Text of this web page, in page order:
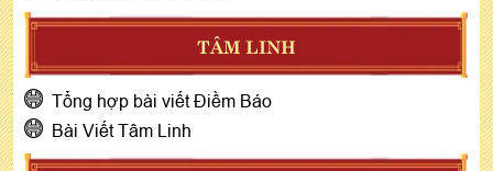
TÂM LINH
Tổng hợp bài viết Điềm Báo
Bài Viết Tâm Linh